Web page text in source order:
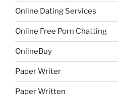
Online Dating Services
Online Free Porn Chatting
OnlineBuy
Paper Writer
Paper Written